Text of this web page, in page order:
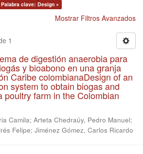
Palabra clave: Design ×
Mostrar Filtros Avanzados
1
de digestión anaerobia para
y bioabono en una granja
Caribe colombianaDesign of an
system to obtain biogas and
poultry farm in the Colombian
Camila; Arteta Chedraüy, Pedro Manuel;
Felipe; Jiménez Gómez, Carlos Ricardo